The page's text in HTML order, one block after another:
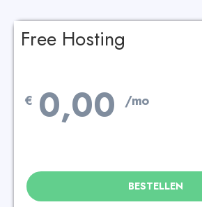
Free Hosting
€ 0,00 /mo
BESTELLEN